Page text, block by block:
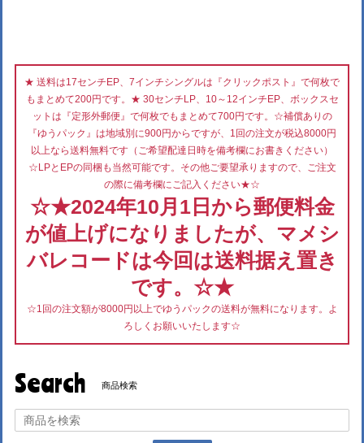
★ 送料は17センチEP、7インチシングルは『クリックポスト』で何枚で
もまとめて200円です。★ 30センチLP、10～12インチEP、ボックスセ
ットは『定形外郵便』で何枚でもまとめて700円です。☆補償ありの
『ゆうパック』は地域別に900円からですが、1回の注文が税込8000円
以上なら送料無料です（ご希望配達日時を備考欄にお書きください）
☆LPとEPの同梱も当然可能です。その他ご要望承りますので、ご注文
の際に備考欄にご記入ください★☆
☆★2024年10月1日から郵便料金
が値上げになりましたが、マメシ
バレコードは今回は送料据え置き
です。☆★
☆1回の注文額が8000円以上でゆうパックの送料が無料になります。よ
ろしくお願いいたします☆
Search 商品検索